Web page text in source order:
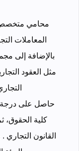
محامي متخصص
المعاملات
بالإضافة إلى
مثل العقود
حاصل على درجة
كلية الحقوق،
القانون